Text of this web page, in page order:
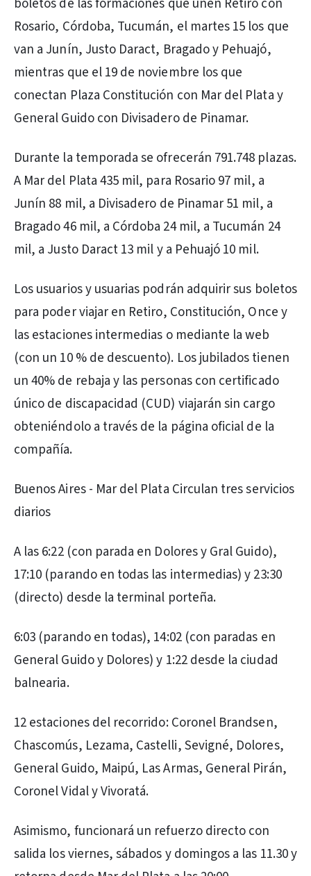
boletos de las formaciones que unen Retiro con
Rosario, Córdoba, Tucumán, el martes 15 los que
van a Junín, Justo Daract, Bragado y Pehuajó,
mientras que el 19 de noviembre los que
conectan Plaza Constitución con Mar del Plata y
General Guido con Divisadero de Pinamar.
Durante la temporada se ofrecerán 791.748 plazas.
A Mar del Plata 435 mil, para Rosario 97 mil, a
Junín 88 mil, a Divisadero de Pinamar 51 mil, a
Bragado 46 mil, a Córdoba 24 mil, a Tucumán 24
mil, a Justo Daract 13 mil y a Pehuajó 10 mil.
Los usuarios y usuarias podrán adquirir sus boletos
para poder viajar en Retiro, Constitución, Once y
las estaciones intermedias o mediante la web
(con un 10 % de descuento). Los jubilados tienen
un 40% de rebaja y las personas con certificado
único de discapacidad (CUD) viajarán sin cargo
obteniéndolo a través de la página oficial de la
compañía.
Buenos Aires - Mar del Plata Circulan tres servicios
diarios
A las 6:22 (con parada en Dolores y Gral Guido),
17:10 (parando en todas las intermedias) y 23:30
(directo) desde la terminal porteña.
6:03 (parando en todas), 14:02 (con paradas en
General Guido y Dolores) y 1:22 desde la ciudad
balnearia.
12 estaciones del recorrido: Coronel Brandsen,
Chascomús, Lezama, Castelli, Sevigné, Dolores,
General Guido, Maipú, Las Armas, General Pirán,
Coronel Vidal y Vivoratá.
Asimismo, funcionará un refuerzo directo con
salida los viernes, sábados y domingos a las 11.30 y